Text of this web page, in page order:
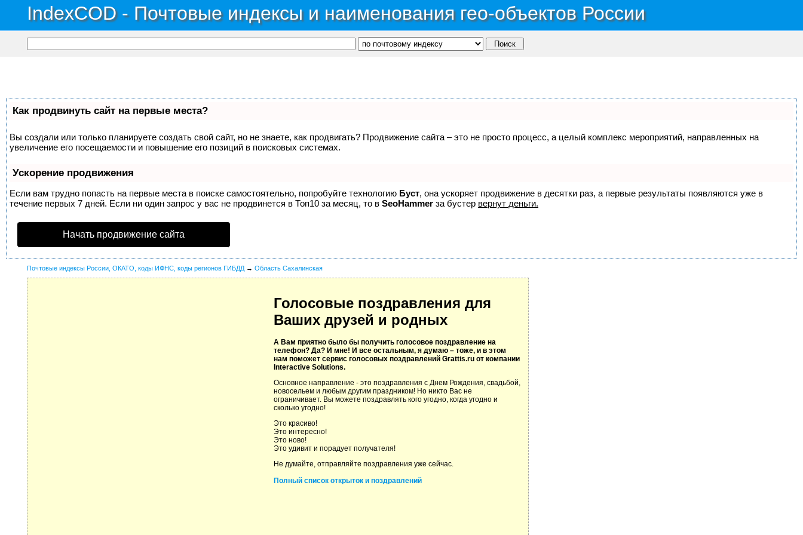
IndexCOD - Почтовые индексы и наименования гео-объектов России
Как продвинуть сайт на первые места?
Вы создали или только планируете создать свой сайт, но не знаете, как продвигать? Продвижение сайта – это не просто процесс, а целый комплекс мероприятий, направленных на
увеличение его посещаемости и повышение его позиций в поисковых системах.
Ускорение продвижения
Если вам трудно попасть на первые места в поиске самостоятельно, попробуйте технологию Буст, она ускоряет продвижение в десятки раз, а первые результаты появляются уже в
течение первых 7 дней. Если ни один запрос у вас не продвинется в Топ10 за месяц, то в SeoHammer за бустер вернут деньги.
Начать продвижение сайта
Почтовые индексы России, ОКАТО, коды ИФНС, коды регионов ГИБДД → Область Сахалинская
Голосовые поздравления для
Ваших друзей и родных
А Вам приятно было бы получить голосовое поздравление на
телефон? Да? И мне! И все остальным, я думаю – тоже, и в этом
нам поможет сервис голосовых поздравлений Grattis.ru от компании
Interactive Solutions.
Основное направление - это поздравления с Днем Рождения, свадьбой,
новосельем и любым другим праздником! Но никто Вас не
ограничивает. Вы можете поздравлять кого угодно, когда угодно и
сколько угодно!
Это красиво!
Это интересно!
Это ново!
Это удивит и порадует получателя!
Не думайте, отправляйте поздравления уже сейчас.
Полный список открыток и поздравлений